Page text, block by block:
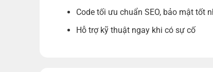
Code tối ưu chuẩn SEO, bảo mật tốt
Hỗ trợ kỹ thuật ngay khi có sự cố